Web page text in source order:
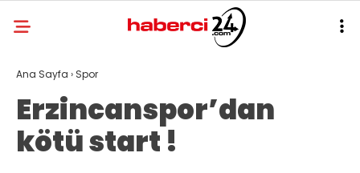
Ana Sayfa › Spor
Erzincanspor’dan
kötü start !